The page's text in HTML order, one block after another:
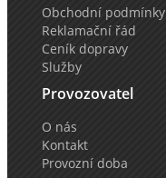
Obchodní podmínky
Reklamační řád
Ceník dopravy
Služby
Provozovatel
O nás
Kontakt
Provozní doba